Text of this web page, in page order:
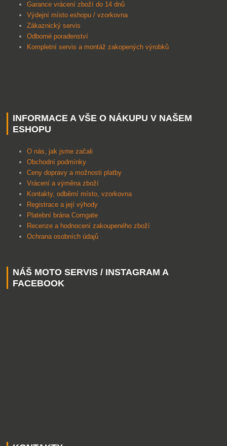
Garance vrácení zboží do 14 dnů
Výdejní místo eshopu / vzorkovna
Zákaznický servis
Odborné poradenství
Kompletní servis a montáž zakopených výrobků
INFORMACE A VŠE O NÁKUPU V NAŠEM
ESHOPU
O nás, jak jsme začali
Obchodní podmínky
Ceny dopravy a možnosti platby
Vrácení a výměna zboží
Kontakty, odběrní místo, vzorkovna
Registrace a její výhody
Platební brána Comgate
Recenze a hodnocení zakoupeného zboží
Ochrana osobních údajů
NÁŠ MOTO SERVIS / INSTAGRAM A
FACEBOOK